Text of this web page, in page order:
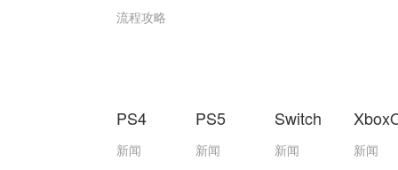
流程攻略
PS4
新闻
PS5
新闻
Switch
新闻 新闻